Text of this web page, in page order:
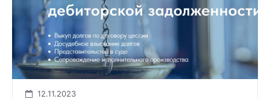
12.11.2023